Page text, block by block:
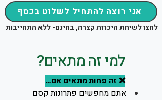
אני רוצה להתחיל לשלוט בכסף
לחצו לשיחת היכרות קצרה, בחינם- ללא התחייבות
למי זה מתאים?
❌ זה פחות מתאים אם…
אתם מחפשים פתרונות קסם